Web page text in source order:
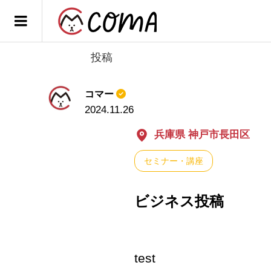
投稿
コマー
2024.11.26
セミナー・講座
兵庫県 神戸市長田区
ビジネス投稿
test